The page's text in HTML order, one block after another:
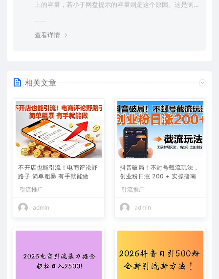
上的容量，若小于网盘提示的容量则是这个原因。这是浏
查看详情
相关文章
不开店也能引流！电商评论野
路子 简单粗暴 有手就能做
引流推广
admin
抖音破局！不封号截流玩法，
创业粉日涨 200 + 实操指南
引流推广
admin